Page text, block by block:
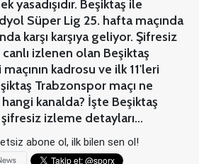
yasadışıdır. Beşiktaş ile
Süper Lig 25. hafta maçında
karşı karşıya geliyor. Şifresiz
izlenen olan Beşiktaş
kadrosu ve ilk 11'leri
Trabzonspor maçı ne
kanalda? İşte Beşiktaş
izleme detayları...
abone ol, ilk bilen sen ol!